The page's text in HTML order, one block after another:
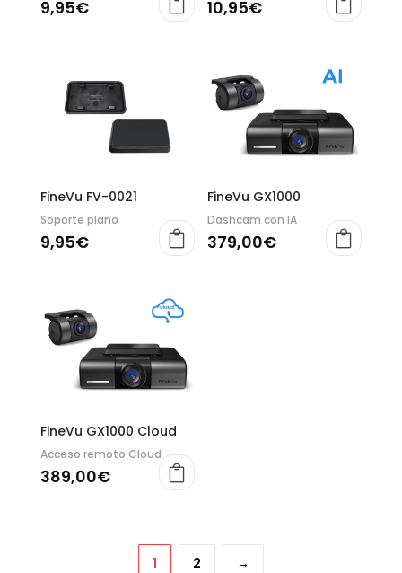
9,95€ 10,95€
FineVu FV-0021
Soporte plano
9,95€
FineVu GX1000
Dashcam con IA
379,00€
FineVu GX1000 Cloud
Acceso remoto Cloud
389,00€
1 2 →